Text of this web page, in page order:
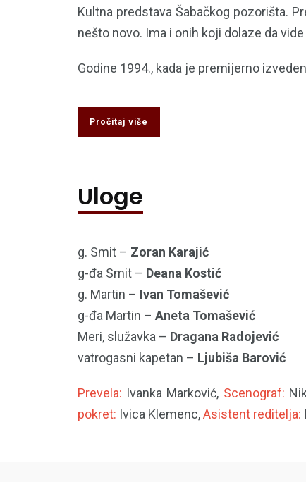
Kultna predstava Šabačkog pozorišta.
nešto novo. Ima i onih koji dolaze da
Godine 1994., kada je premijerno
Pročitaj više
Uloge
g. Smit – Zoran Karajić
g-đa Smit – Deana Kostić
g. Martin – Ivan Tomašević
g-đa Martin – Aneta Tomašević
Meri, služavka – Dragana Radojević
vatrogasni kapetan – Ljubiša Barović
Prevela: Ivanka Marković, Scenograf:
pokret: Ivica Klemenc,Asistent reditelja: